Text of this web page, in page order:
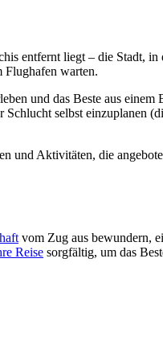
entfernt liegt – die Stadt, in
Flughafen warten.
und das Beste aus einem
Schlucht selbst einzuplanen
und Aktivitäten, die
vom Zug aus bewundern,
Reise sorgfältig, um das